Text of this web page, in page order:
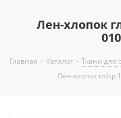
Лен-хлопок
Главная - Каталог - Ткани для
Лен-хлопок гл/кр